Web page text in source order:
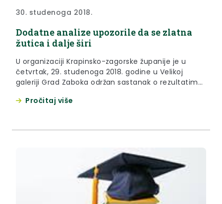
30. studenoga 2018.
Dodatne analize upozorile da se zlatna
žutica i dalje širi
U organizaciji Krapinsko-zagorske županije je u
četvrtak, 29. studenoga 2018. godine u Velikoj
galeriji Grad Zaboka održan sastanak o rezultatima
žutice u vinogradima na području Krapinsko-
Pročitaj više